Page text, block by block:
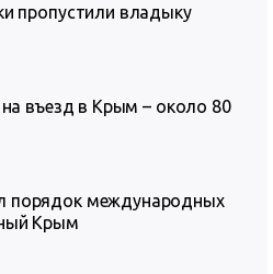
пропустили владыку
на въезд в Крым – около 80
порядок международных
Крым